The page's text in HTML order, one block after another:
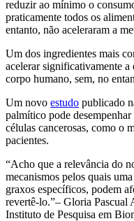
reduzir ao mínimo o
praticamente todos os
entanto, não aceleraram a
Um dos ingredientes mais
acelerar significativamente a
corpo humano, sem, no
Um novo estudo publicado
palmítico pode
células cancerosas, como o
pacientes.
Acho que a relevância do
mecanismos pelos quais
graxos específicos, podem
revertê-lo. – Gloria Pascual
Instituto de Pesquisa em